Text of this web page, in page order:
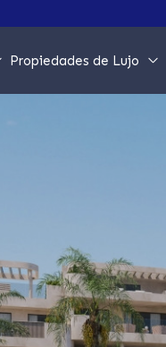
Propiedades de Lujo